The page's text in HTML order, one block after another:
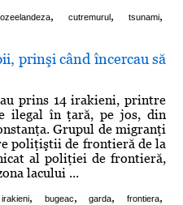
, cutremurul, tsunami,
prinşi când încercau să
prins 14 irakieni, printre
ilegal în ţară, pe jos, din
Grupul de migranţi
poliţiştii de frontieră de la
al poliţiei de frontieră,
lacului ...
irakieni, bugeac, garda, frontiera,